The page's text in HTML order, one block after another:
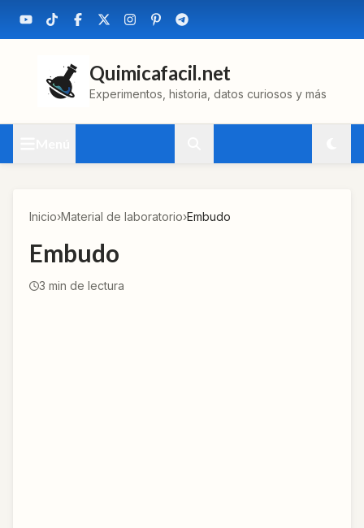
Quimicafacil.net
Experimentos, historia, datos curiosos y más
Inicio›Material de laboratorio›Embudo
Embudo
3 min de lectura